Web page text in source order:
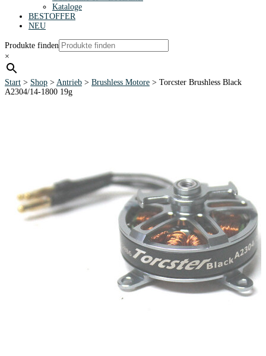
Kataloge
BESTOFFER
NEU
Produkte finden
×
Start > Shop > Antrieb > Brushless Motore > Torcster Brushless Black
A2304/14-1800 19g